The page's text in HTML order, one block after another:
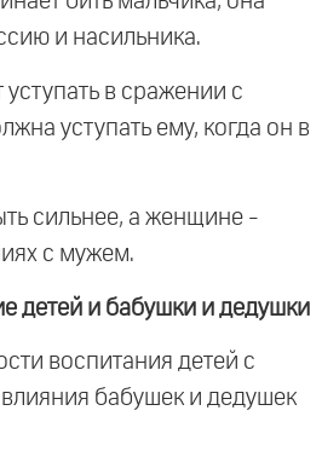
и насильника.
в сражении с
уступать ему, когда он в
сильнее, а женщине -
с мужем.
детей и бабушки и дедушки
воспитания детей с
бабушек и дедушек